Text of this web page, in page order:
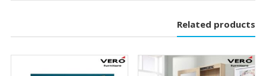
Related products